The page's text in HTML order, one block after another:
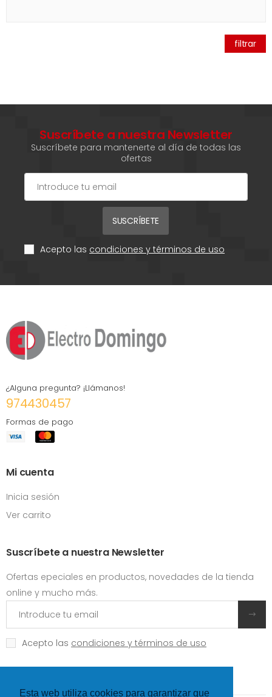
Esta web utiliza cookies para garantizar que
filtrar
Suscríbete a nuestra Newsletter
Suscríbete para mantenerte al día de todas las
ofertas
SUSCRÍBETE
Acepto las condiciones y términos de uso
¿Alguna pregunta? ¡Llámanos!
974430457
Formas de pago
Mi cuenta
Inicia sesión
Ver carrito
Suscríbete a nuestra Newsletter
Ofertas epeciales en productos, novedades de la tienda
online y mucho más.
Acepto las condiciones y términos de uso